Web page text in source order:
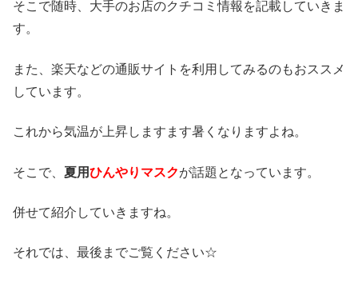
そこで随時、大手のお店のクチコミ情報を記載していきま
す。
また、楽天などの通販サイトを利用してみるのもおススメ
しています。
これから気温が上昇しますます暑くなりますよね。
そこで、 夏用ひんやりマスクが話題となっています。
併せて紹介していきますね。
それでは、最後までご覧ください☆